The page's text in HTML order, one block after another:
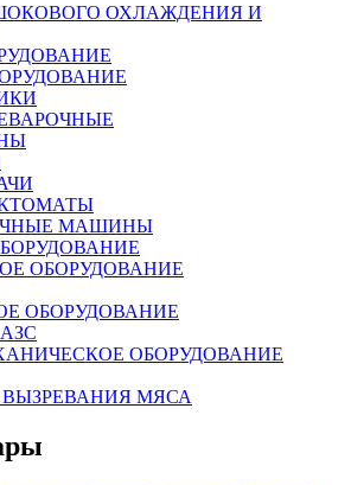
ОХЛАЖДЕНИЯ И
МАШИНЫ
ОБОРУДОВАНИЕ
ОБОРУДОВАНИЕ
ОБОРУДОВАНИЕ
МЯСА